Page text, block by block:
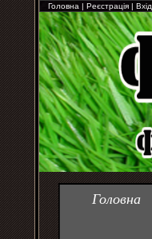
Головна | Реєстрація | Вхід
Головна